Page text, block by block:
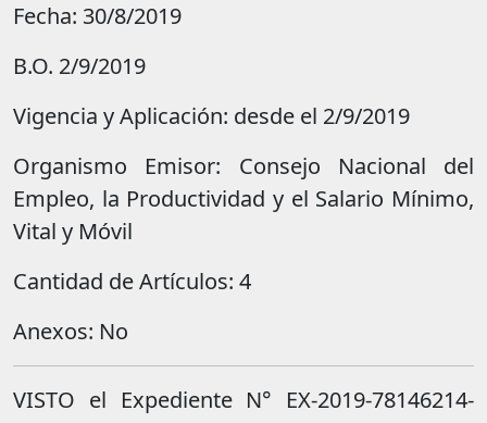
Fecha: 30/8/2019
B.O. 2/9/2019
Vigencia y Aplicación: desde el 2/9/2019
Organismo Emisor: Consejo Nacional del
Empleo, la Productividad y el Salario Mínimo,
Vital y Móvil
Cantidad de Artículos: 4
Anexos: No
VISTO el Expediente N° EX-2019-78146214-